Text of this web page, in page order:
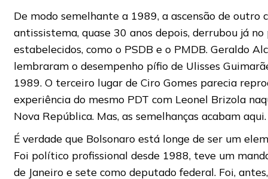
De modo semelhante a 1989, a ascensão de
antissistema, quase 30 anos depois, derrubou já
estabelecidos, como o PSDB e o PMDB. Geraldo
lembraram o desempenho pífio de Ulisses
1989. O terceiro lugar de Ciro Gomes parecia
experiência do mesmo PDT com Leonel Brizola
Nova República. Mas, as semelhanças acabam aqui.
É verdade que Bolsonaro está longe de ser um
Foi político profissional desde 1988, teve um
de Janeiro e sete como deputado federal. Foi,